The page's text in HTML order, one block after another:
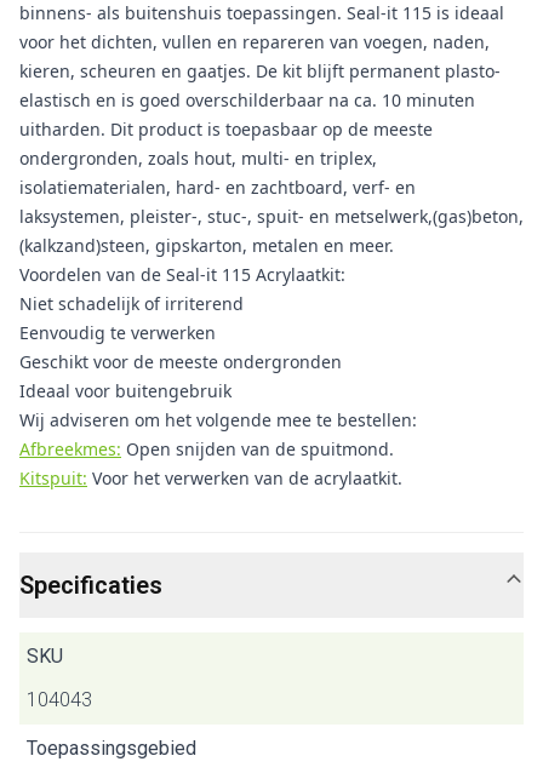
binnens- als buitenshuis toepassingen. Seal-it 115 is ideaal
voor het dichten, vullen en repareren van voegen, naden,
kieren, scheuren en gaatjes. De kit blijft permanent plasto-
elastisch en is goed overschilderbaar na ca. 10 minuten
uitharden. Dit product is toepasbaar op de meeste
ondergronden, zoals hout, multi- en triplex,
isolatiematerialen, hard- en zachtboard, verf- en
laksystemen, pleister-, stuc-, spuit- en metselwerk,(gas)beton,
(kalkzand)steen, gipskarton, metalen en meer.
Voordelen van de Seal-it 115 Acrylaatkit:
Niet schadelijk of irriterend
Eenvoudig te verwerken
Geschikt voor de meeste ondergronden
Ideaal voor buitengebruik
Wij adviseren om het volgende mee te bestellen:
Afbreekmes: Open snijden van de spuitmond.
Kitspuit: Voor het verwerken van de acrylaatkit.
Specificaties
SKU
104043
Toepassingsgebied